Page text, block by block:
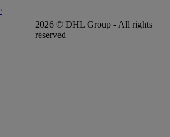
2026 © DHL Group - All rights
reserved